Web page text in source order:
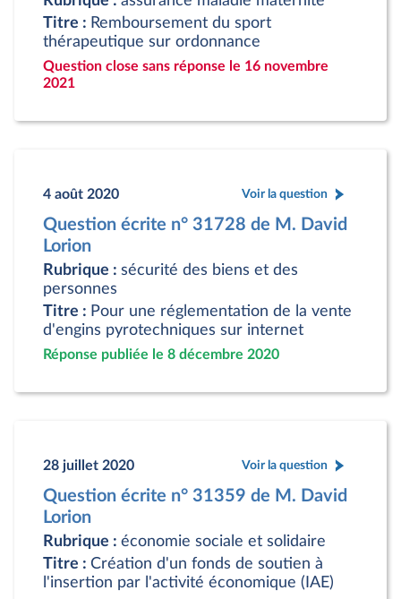
Titre : Remboursement du sport
thérapeutique sur ordonnance
Question close sans réponse le 16 novembre
2021
4 août 2020 Voir la question
Question écrite n° 31728 de M. David
Lorion
Rubrique : sécurité des biens et des
personnes
Titre : Pour une réglementation de la vente
d'engins pyrotechniques sur internet
Réponse publiée le 8 décembre 2020
28 juillet 2020 Voir la question
Question écrite n° 31359 de M. David
Lorion
Rubrique : économie sociale et solidaire
Titre : Création d'un fonds de soutien à
l'insertion par l'activité économique (IAE)